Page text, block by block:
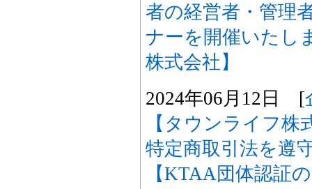
者の経営者・管理
ナーを開催いたし
株式会社】
2024年06月12日 [
【タウンライフ株
特定商取引法を遵
【KTAA団体認証